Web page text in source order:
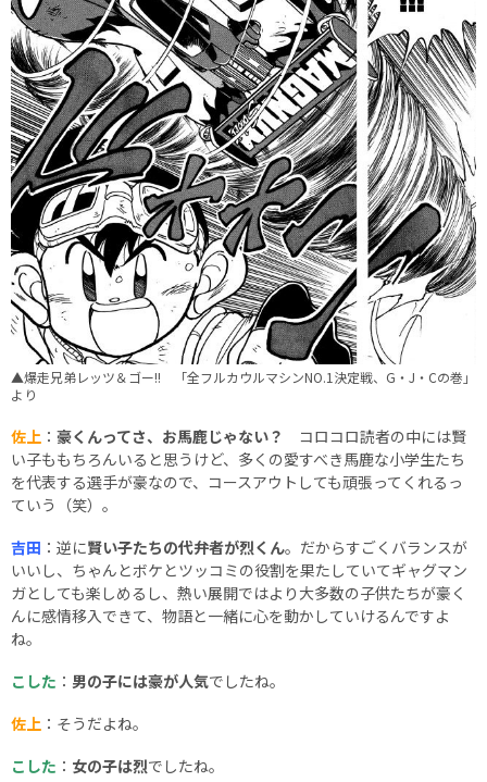
▲爆走兄弟レッツ＆ゴー!! 「全フルカウルマシンNO.1決定戦、G・J・Cの巻」
より
佐上 ： 豪くんってさ、お馬鹿じゃない？
コロコロ読者の中には賢
い子ももちろんいると思うけど、多くの愛すべき馬鹿な小学生たち
を代表する選手が豪なので、コースアウトしても頑張ってくれるっ
ていう（笑）。
吉田 ：逆に賢い子たちの代弁者が烈くん。だからすごくバランスが
いいし、ちゃんとボケとツッコミの役割を果たしていてギャグマン
ガとしても楽しめるし、熱い展開ではより大多数の子供たちが豪く
んに感情移入できて、物語と一緒に心を動かしていけるんですよ
ね。
こした ： 男の子には豪が人気でしたね。
佐上 ：そうだよね。
こした ： 女の子は烈でしたね。